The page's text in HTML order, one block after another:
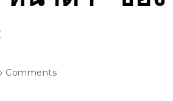
Comments